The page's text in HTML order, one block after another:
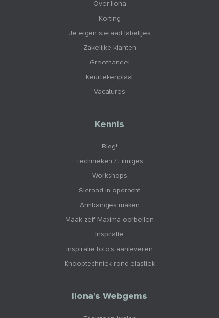
Over Ilona
Korting
Je eigen sieraad labeltjes
Zakelijke klanten
Groothandel
Keurtekenplaat
Vacatures
Kennis
Blog!
Technieken / Filmpjes
Workshops
Sieraad in opdracht
Armbandjes maken
Maak zelf Maxima oorbellen
Inspiratie
Inspiratie foto's aanleveren
Knooptechniek rond elastiek
Ilona’s Webgems